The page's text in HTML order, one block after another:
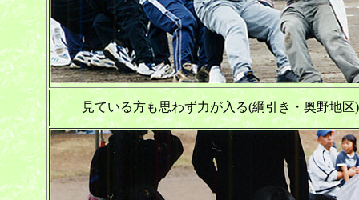
見ている方も思わず力が入る(綱引き・奥野地区)